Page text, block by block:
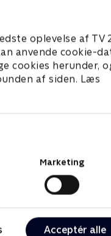
oplevelse af TV
anvende cookie-
cookies herunder,
af siden. Læs
Marketing
Acceptér alle
• 10 sæsoner